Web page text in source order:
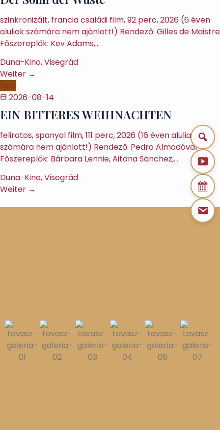
szinkronizált, francia családi film, 92 perc, 2026 (6 éven
aluliak számára nem ajánlott!) Rendező: Gilles de Maistre
Főszereplők: Kev Adams,…
Duna-Kino, Visegrád
Weiter →
Kino
2026-08-14
EIN BITTERES WEIHNACHTEN
feliratos, spanyol film, 111 perc, 2026 (16 éven aluliak
számára nem ajánlott!) Rendező: Pedro Almodóvar
Főszereplők: Bárbara Lennie, Aitana Sánchez,…
Duna-Kino, Visegrád
Weiter →